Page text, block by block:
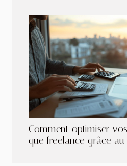
Comment optimiser
que freelance grâce